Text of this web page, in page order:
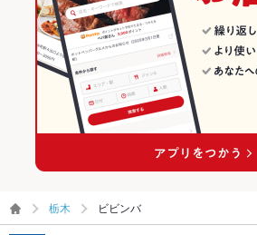
栃木 ビビンバ